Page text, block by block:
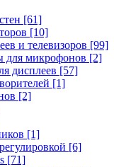
[61]
[10]
и телевизоров [99]
для микрофонов [2]
дисплеев [57]
[1]
[2]
[1]
[6]
[71]